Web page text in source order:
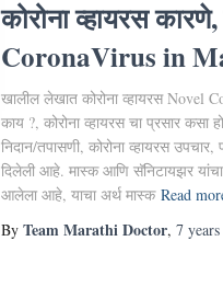
कोरोना व्हायरस
CoronaVirus in
खालील लेखात कोरोना व्हायरस Novel
काय ?, कोरोना व्हायरस चा प्रसार कसा
निदान/तपासणी, कोरोना व्हायरस उपचार,
दिलेली आहे. मास्क आणि सॅनिटायझर
आलेला आहे, याचा अर्थ मास्क Read
By Team Marathi Doctor, 7 years